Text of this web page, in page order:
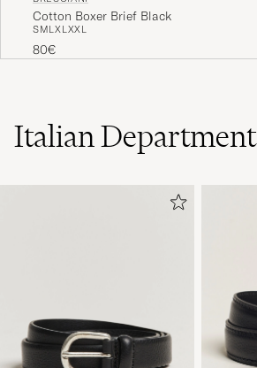
Cotton Boxer Brief Black
SMLXLXXL
80€
Italian Department